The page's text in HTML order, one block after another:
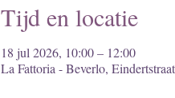
Tijd en locatie
18 jul 2026, 10:00 – 12:00
La Fattoria - Beverlo,